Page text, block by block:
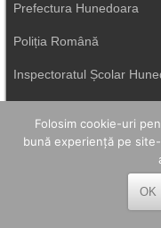
Prefectura Hunedoara
Poliția Română
Inspectoratul Școlar
Primăria Petrila
Folosim cookie-uri
bună experiență pe
OK